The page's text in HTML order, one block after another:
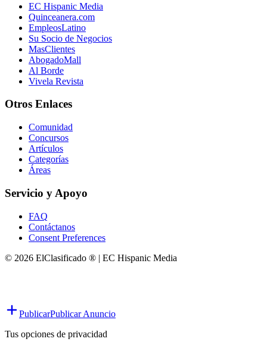
EC Hispanic Media
Quinceanera.com
EmpleosLatino
Su Socio de Negocios
MasClientes
AbogadoMall
Al Borde
Vivela Revista
Otros Enlaces
Comunidad
Concursos
Artículos
Categorías
Áreas
Servicio y Apoyo
FAQ
Contáctanos
Consent Preferences
© 2026 ElClasificado ® | EC Hispanic Media
PublicarPublicar Anuncio
Tus opciones de privacidad